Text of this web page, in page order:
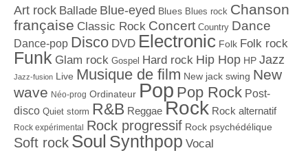
Art rock Ballade Blue-eyed Blues Blues rock Chanson
française Classic Rock Concert Country Dance
Dance-pop Disco DVD Electronic Folk Folk rock
Funk Glam rock Gospel Hard rock Hip Hop HP Jazz
Jazz-fusion Live Musique de film New jack swing New
wave Néo-prog Ordinateur Pop Pop Rock Post-
disco Quiet storm R&B Reggae Rock Rock alternatif
Rock expérimental Rock progressif Rock psychédélique
Soft rock Soul Synthpop Vocal